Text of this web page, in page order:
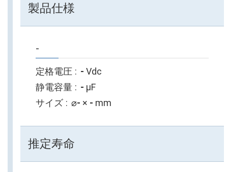
製品仕様
-
定格電圧 - Vdc
静電容量
- µF
サイズ
⌀- × - mm
推定寿命